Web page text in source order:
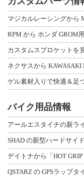
ネクサスから KAWASAKI
バイク用品情報
SHAD の新型ハードサイ
デイトナから「HOT
QSTARZ の GPSラップ